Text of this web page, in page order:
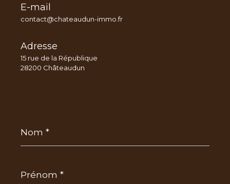
E-mail
contact@chateaudun-immo.fr
Adresse
15 rue de la République
28200 Châteaudun
*